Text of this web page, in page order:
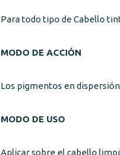
Para todo tipo de Cabello
MODO DE ACCIÓN
Los pigmentos en
MODO DE USO
Aplicar sobre el cabello